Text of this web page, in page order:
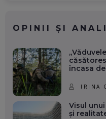
OPINII ȘI
încasa
IRINA
Visul
și